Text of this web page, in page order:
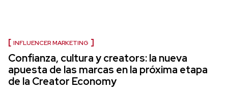
INFLUENCER MARKETING
Confianza, cultura y creators: la nueva
apuesta de las marcas en la próxima etapa
de la Creator Economy